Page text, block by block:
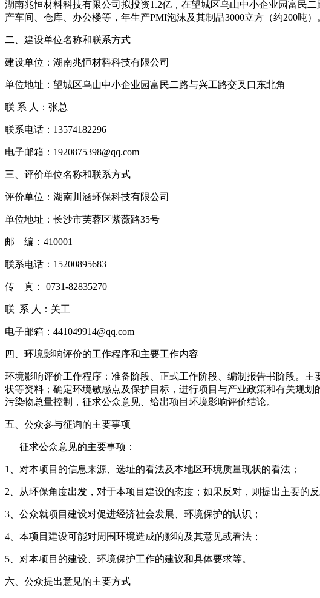
湖南兆恒材料科技有限公司拟投资1.2亿，在望城区乌山中小企业园富民
产车间、仓库、办公楼等，年生产PMI泡沫及其制品3000立方（约200吨）
二、建设单位名称和联系方式
建设单位：湖南兆恒材料科技有限公司
单位地址：望城区乌山中小企业园富民二路与兴工路交叉口东北角
联 系 人：张总
联系电话：13574182296
电子邮箱：1920875398@qq.com
三、评价单位名称和联系方式
评价单位：湖南川涵环保科技有限公司
单位地址：长沙市芙蓉区紫薇路35号
邮 编：410001
联系电话：15200895683
传 真： 0731-82835270
联 系 人：关工
电子邮箱：441049914@qq.com
四、环境影响评价的工作程序和主要工作内容
环境影响评价工作程序：准备阶段、正式工作阶段、编制报告书阶段。
状等资料；确定环境敏感点及保护目标，进行项目与产业政策和有关规
污染物总量控制，征求公众意见、给出项目环境影响评价结论。
五、公众参与征询的主要事项
征求公众意见的主要事项：
1、对本项目的信息来源、选址的看法及本地区环境质量现状的看法；
2、从环保角度出发，对于本项目建设的态度；如果反对，则提出主要的反
3、公众就项目建设对促进经济社会发展、环境保护的认识；
4、本项目建设可能对周围环境造成的影响及其意见或看法；
5、对本项目的建设、环境保护工作的建议和具体要求等。
六、公众提出意见的主要方式